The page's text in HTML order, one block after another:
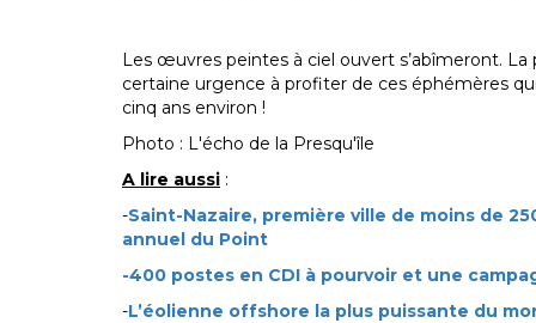
Les œuvres peintes à ciel ouvert s’abîmeront.
certaine urgence à profiter de ces éphémères
cinq ans environ !
Photo : L'écho de la Presqu'île
A lire aussi :
-Saint-Nazaire, première ville de moins de
annuel du Point
-400 postes en CDI à pourvoir et une
-L’éolienne offshore la plus puissante du